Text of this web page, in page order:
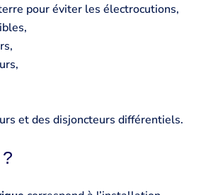
pour éviter les électrocutions,
et des disjoncteurs différentiels.